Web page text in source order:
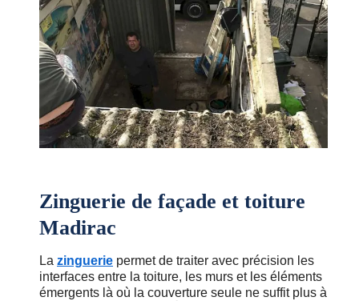
Zinguerie de façade et toiture
Madirac
La zinguerie permet de traiter avec précision les
interfaces entre la toiture, les murs et les éléments
émergents là où la couverture seule ne suffit plus à